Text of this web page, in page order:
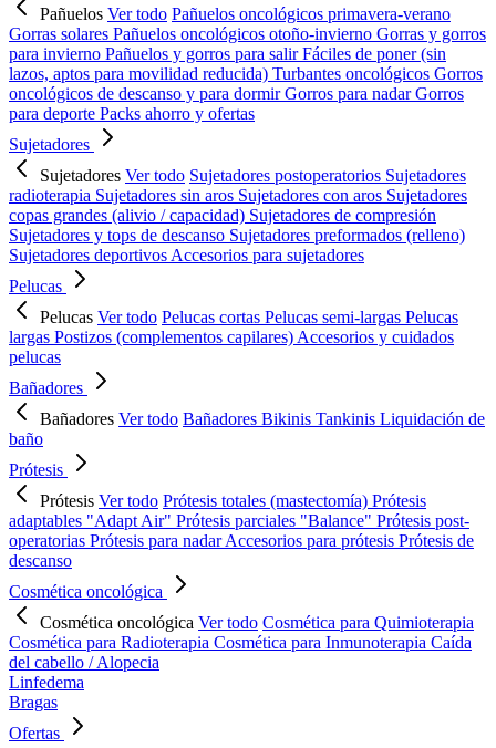
Pañuelos Ver todo Pañuelos oncológicos primavera-verano
Gorras solares Pañuelos oncológicos otoño-invierno Gorras y gorros
para invierno Pañuelos y gorros para salirFáciles de poner (sin
lazos, aptos para movilidad reducida) Turbantes oncológicos Gorros
oncológicos de descanso y para dormirGorros para nadarGorros
para deporte Packs ahorro y ofertas
Sujetadores
Sujetadores Ver todo Sujetadores postoperatorios Sujetadores
radioterapia Sujetadores sin aros Sujetadores con aros Sujetadores
copas grandes (alivio / capacidad) Sujetadores de compresión
Sujetadores y tops de descanso Sujetadores preformados (relleno)
Sujetadores deportivos Accesorios para sujetadores
Pelucas
Pelucas Ver todo Pelucas cortas Pelucas semi-largas Pelucas
largas Postizos (complementos capilares) Accesorios y cuidados
pelucas
Bañadores
Bañadores Ver todo Bañadores Bikinis Tankinis Liquidación de
baño
Prótesis
Prótesis Ver todo Prótesis totales (mastectomía) Prótesis
adaptables "Adapt Air" Prótesis parciales "Balance" Prótesis post-
operatorias Prótesis para nadarAccesorios para prótesis Prótesis de
descanso
Cosmética oncológica
Cosmética oncológica Ver todo Cosmética para Quimioterapia
Cosmética para Radioterapia Cosmética para Inmunoterapia Caída
del cabello / Alopecia
Linfedema
Bragas
Ofertas